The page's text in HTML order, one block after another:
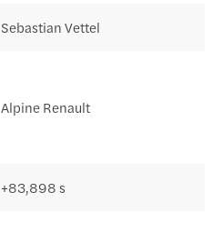
Sebastian Vettel
Alpine Renault
+83,898 s